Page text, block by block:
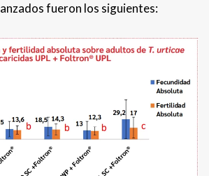
fueron los siguientes: